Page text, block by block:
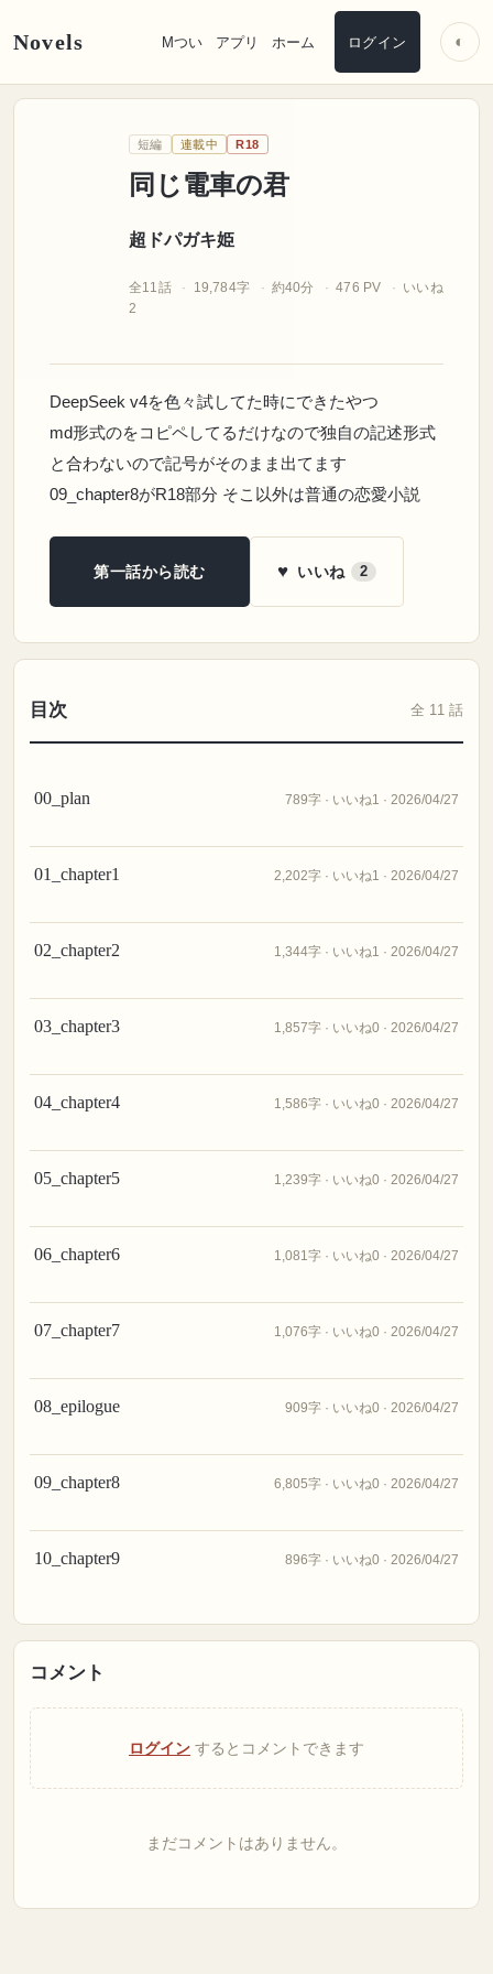
Novels Mつい アプリ ホーム ログイン ◐
短編 連載中 R18
同じ電車の君
超ドパガキ姫
全11話 19,784字 約40分 476 PV
いいね
2
DeepSeek v4を色々試してた時にできたやつ
md形式のをコピペしてるだけなので独自の記述形式
と合わないので記号がそのまま出てます
09_chapter8がR18部分 そこ以外は普通の恋愛小説
第一話から読む ♥ いいね 2
目次 全 11 話
00_plan 789字 · いいね1 · 2026/04/27
01_chapter1 2,202字 · いいね1 · 2026/04/27
02_chapter2 1,344字 · いいね1 · 2026/04/27
03_chapter3 1,857字 · いいね0 · 2026/04/27
04_chapter4 1,586字 · いいね0 · 2026/04/27
05_chapter5 1,239字 · いいね0 · 2026/04/27
06_chapter6 1,081字 · いいね0 · 2026/04/27
07_chapter7 1,076字 · いいね0 · 2026/04/27
08_epilogue 909字 · いいね0 · 2026/04/27
09_chapter8 6,805字 · いいね0 · 2026/04/27
10_chapter9 896字 · いいね0 · 2026/04/27
コメント
ログイン するとコメントできます
まだコメントはありません。